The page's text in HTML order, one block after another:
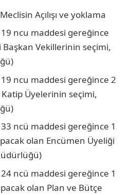
Açılışı ve yoklama
19 ncu maddesi gereğince
Başkan Vekillerinin seçimi,
19 ncu maddesi gereğince 2
Katip Üyelerinin seçimi,
33 ncü maddesi gereğince 1
olan Encümen Üyeliği
24 ncü maddesi gereğince 1
olan Plan ve Bütçe